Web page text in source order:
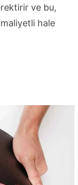
ve bu,
hale